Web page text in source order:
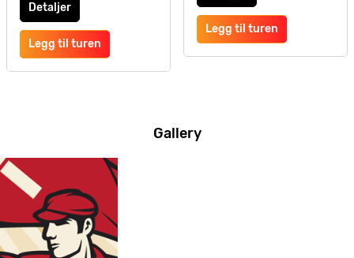
Detaljer
Legg til turen
Legg til turen
Gallery